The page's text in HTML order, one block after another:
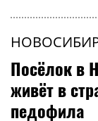
Посёлок в
живёт в
педофила